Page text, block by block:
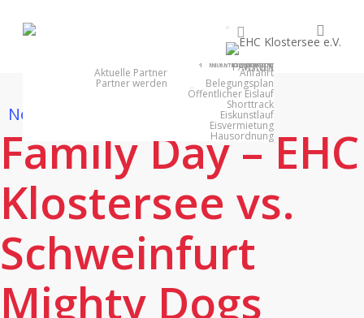
1. MANNSCHAFT
NACHWUCHS
EISHALLE
Anfahrt
Belegungsplan
Öffentlicher Eislauf
Shorttrack
Eiskunstlauf
Eisvermietung
Hausordnung
VEREIN
PARTNER
Aktuelle Partner
Partner werden
facebook instagram
News
Family Day – EHC
Klostersee vs.
Schweinfurt
Mighty Dogs